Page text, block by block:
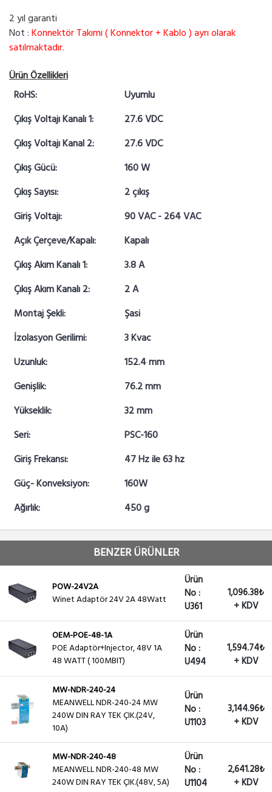
2 yıl garanti
Not :Konnektör Takımı ( Konnektor + Kablo ) ayrı olarak
satılmaktadır.
Ürün Özellikleri
RoHS:
Uyumlu
Çıkış Voltajı Kanalı 1:
27.6 VDC
Çıkış Voltajı Kanal 2:
27.6 VDC
Çıkış Gücü:
160 W
Çıkış Sayısı:
2 çıkış
Giriş Voltajı:
90 VAC - 264 VAC
Açık Çerçeve/Kapalı:
Kapalı
Çıkış Akım Kanalı 1:
3.8 A
Çıkış Akım Kanalı 2:
2 A
Montaj Şekli:
Şasi
İzolasyon Gerilimi:
3 Kvac
Uzunluk:
152.4 mm
Genişlik:
76.2 mm
Yükseklik:
32 mm
Seri:
PSC-160
Giriş Frekansı:
47 Hz ile 63 hz
Güç- Konveksiyon:
160W
Ağırlık:
450 g
BENZER ÜRÜNLER
POW-24V2A
Winet Adaptör 24V 2A 48Watt
Ürün
No :
U361
1,096.38₺
+ KDV
OEM-POE-48-1A
POE Adaptör+Injector, 48V 1A
48 WATT ( 100MBIT)
Ürün
No :
U494
1,594.74₺
+ KDV
MW-NDR-240-24
MEANWELL NDR-240-24 MW
240W DIN RAY TEK ÇIK.(24V,
10A)
Ürün
No :
U1103
3,144.96₺
+ KDV
MW-NDR-240-48
MEANWELL NDR-240-48 MW
240W DIN RAY TEK ÇIK.(48V, 5A)
Ürün
No :
U1104
2,641.28₺
+ KDV